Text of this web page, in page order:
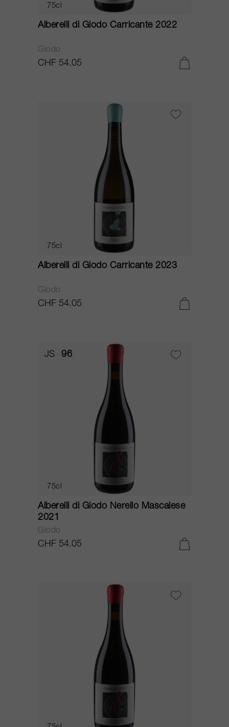
75cl
Alberelli di Giodo Carricante 2022
Giodo
CHF 54.05
75cl
Alberelli di Giodo Carricante 2023
Giodo
CHF 54.05
JS 96
75cl
Alberelli di Giodo Nerello Mascalese
2021
Giodo
CHF 54.05